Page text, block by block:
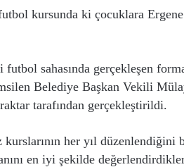
kursunda ki çocuklara
sahasında gerçekleşen
Belediye Başkan Vekili
tarafından gerçekleştirildi.
her yıl düzenlendiğini
en iyi şekilde